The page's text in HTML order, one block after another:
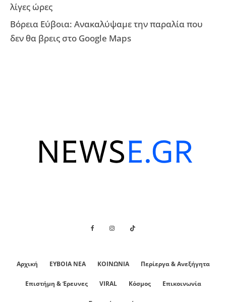
λίγες ώρες
Βόρεια Εύβοια: Ανακαλύψαμε την παραλία που
δεν θα βρεις στο Google Maps
Αρχική ΕΥΒΟΙΑ ΝΕΑ ΚΟΙΝΩΝΙΑ Περίεργα & Ανεξήγητα
Επιστήμη & Έρευνες VIRAL Κόσμος Επικοινωνία